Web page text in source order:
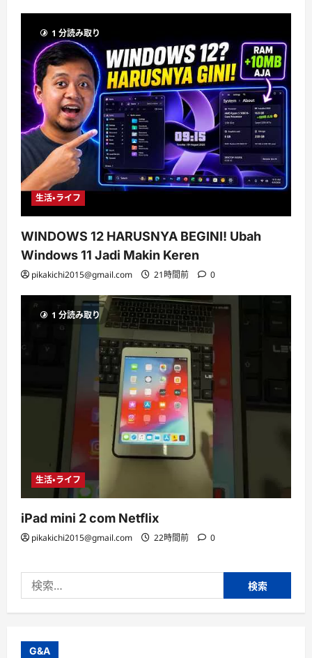
1 分読み取り
生活・ライフ
WINDOWS 12 HARUSNYA BEGINI! Ubah
Windows 11 Jadi Makin Keren
pikakichi2015@gmail.com 21時間前 0
1 分読み取り
生活・ライフ
iPad mini 2 com Netflix
pikakichi2015@gmail.com 22時間前 0
索:
G&A